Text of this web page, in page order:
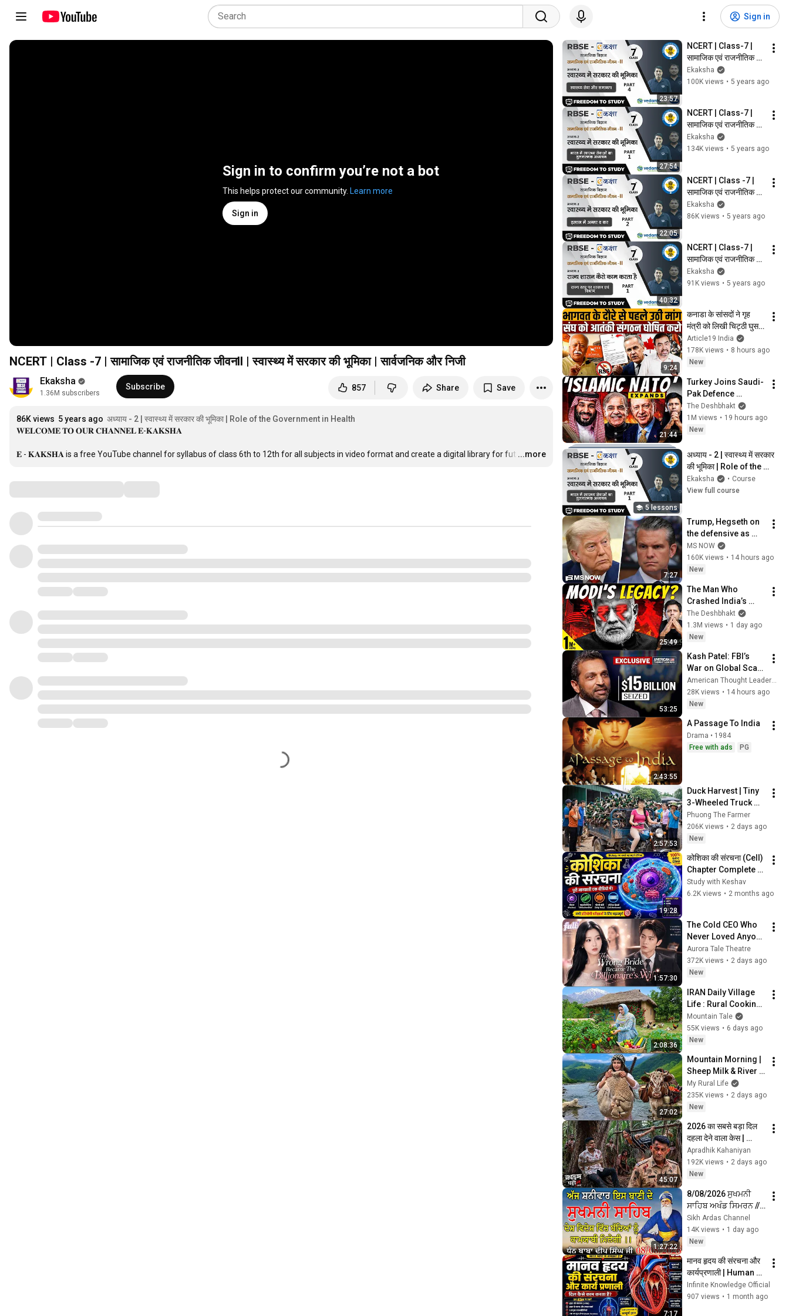
Sign in
Sign in to confirm you’re not a bot
This helps protect our community. Learn more
Sign in
NCERT | Class -7 | सामाजिक एवं राजनीतिक जीवनII | स्वास्थ्य में सरकार की भूमिका | सार्वजनिक और निजी
Ekaksha
1.36M subscribers
Subscribe 857 Share Save
86K views 5 years ago अध्याय - 2 | स्वास्थ्य में सरकार की भूमिका | Role of the Government in Health
𝐖𝐄𝐋𝐂𝐎𝐌𝐄 𝐓𝐎 𝐎𝐔𝐑 𝐂𝐇𝐀𝐍𝐍𝐄𝐋 𝐄-𝐊𝐀𝐊𝐒𝐇𝐀
𝐄 - 𝐊𝐀𝐊𝐒𝐇𝐀 is a free YouTube channel for syllabus of class 6th to 12th for all subjects in video format and create a digital library for fut …
...more
23:57
NCERT | Class-7 |
सामाजिक एवं राजनीतिक
जीवनII |स्वास्थ्य में सरकार
की भूमिका|स्वास्थ्य सेवा और
Ekaksha
100K views • 5 years ago
27:54
NCERT | Class-7 |
सामाजिक एवं राजनीतिक
जीवनII |स्वास्थ्य में सरकार
की भूमिका|भारत में स्वास्थ्य
Ekaksha
134K views • 5 years ago
22:05
NCERT | Class -7 |
सामाजिक एवं राजनीतिक
जीवनII | स्वास्थ्य में सरकार
की भूमिका | इलाज में अन्तर
Ekaksha
86K views • 5 years ago
40:32
NCERT | Class-7 |
सामाजिक एवं राजनीतिक
जीवनII | राज्य शासन कैसे
काम करता है | राज्य स्तर पर
Ekaksha
91K views • 5 years ago
9:24
कनाडा के सांसदों ने गृह
मंत्री को लिखी चिट्ठी घुसने
न दिया जाए । Navin
Kumar
Article19 India
178K views • 8 hours ago
New
21:44
Turkey Joins Saudi-
Pak Defence
Alliance | Should
Rise Of ‘Islamic
NATO’ Worry India?
The Deshbhakt
1M views • 19 hours ago
New
5 lessons
अध्याय - 2 | स्वास्थ्य में सरकार
की भूमिका | Role of the
Government in Health
Ekaksha • Course
View full course
7:27
Trump, Hegseth on
the defensive as
reports say U.S. is
burning through
missile supplies in
MS NOW
160K views • 14 hours ago
New
25:49
The Man Who
Crashed India’s
Economy? | PM
Modi Ignoring Clear
Warning Signals? |
The Deshbhakt
1.3M views • 1 day ago
New
53:25
Kash Patel: FBI’s
War on Global Scam
Empires
American Thought Leaders - The Epoch Times and The Epoch Times
28K views • 14 hours ago
New
2:43:55
A Passage To India
Drama • 1984
Free with ads
PG
2:57:53
Duck Harvest | Tiny
3-Wheeled Truck
Carries A Huge
Load To The
Countryside Market
Phuong The Farmer
206K views • 2 days ago
New
19:28
कोशिका की संरचना (Cell)
Chapter Complete
Revision 🚀 | 3D
Biology Lecture |
Study with Keshav
6.2K views • 2 months ago
1:57:30
The Cold CEO Who
Never Loved Anyone
Finally Found His
True Love and
Showed Her Off
Aurora Tale Theatre
372K views • 2 days ago
New
2:08:36
IRAN Daily Village
Life : Rural Cooking
in the High
Mountains of
Northern Iran
Mountain Tale
55K views • 6 days ago
New
27:02
Mountain Morning |
Sheep Milk & River
Lunch
My Rural Life
235K views • 2 days ago
New
45:07
2026 का सबसे बड़ा दिल
दहला देने वाला केस |
Crime Patrol |
#क्राइम_पेट्रोल | New
Episode 2026
Apradhik Kahaniyan
192K views • 2 days ago
New
1:27:22
8/08/2026 ਸੁਖਮਨੀ
ਸਾਹਿਬ ਅਖੰਡ ਸਿਮਰਨ //
Sukhmani Sahib
Jaap // Sukhmani
Sahib //Sukhmani
Sikh Ardas Channel
14K views • 1 day ago
New
7:17
मानव हृदय की संरचना और
कार्यप्रणाली | Human
Heart Anatomy &
Blood Circulation in
Infinite Knowledge Official
907 views • 1 month ago